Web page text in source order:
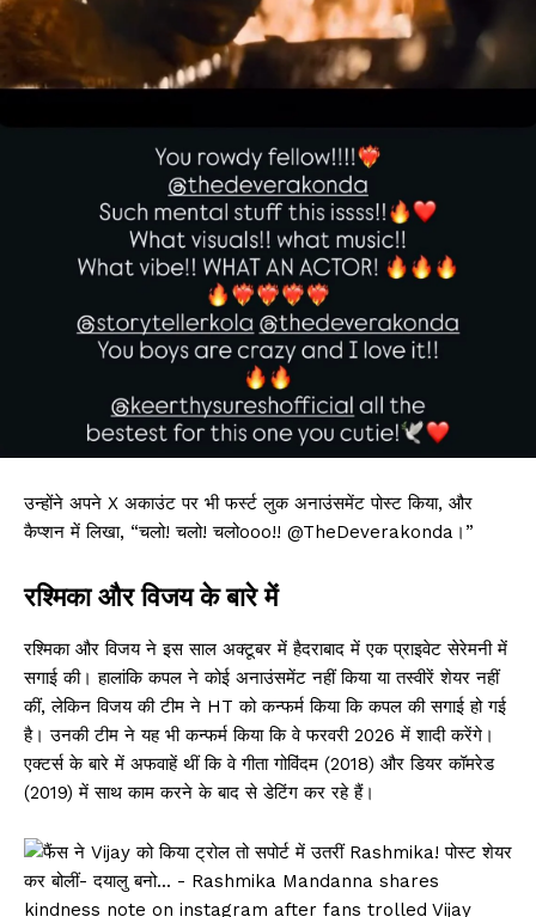
उन्होंने अपने X अकाउंट पर भी फर्स्ट लुक अनाउंसमेंट पोस्ट किया, और
कैप्शन में लिखा, “चलो! चलो! चलोooo!! @TheDeverakonda।”
रश्मिका और विजय के बारे में
रश्मिका और विजय ने इस साल अक्टूबर में हैदराबाद में एक प्राइवेट सेरेमनी में
सगाई की। हालांकि कपल ने कोई अनाउंसमेंट नहीं किया या तस्वीरें शेयर नहीं
कीं, लेकिन विजय की टीम ने HT को कन्फर्म किया कि कपल की सगाई हो गई
है। उनकी टीम ने यह भी कन्फर्म किया कि वे फरवरी 2026 में शादी करेंगे।
एक्टर्स के बारे में अफवाहें थीं कि वे गीता गोविंदम (2018) और डियर कॉमरेड
(2019) में साथ काम करने के बाद से डेटिंग कर रहे हैं।